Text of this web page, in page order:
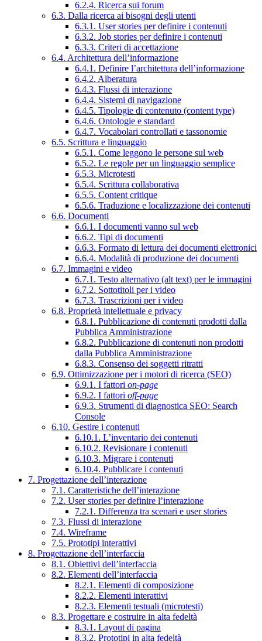
6.2.4. Ricerca sui forum
6.3. Dalla ricerca ai bisogni degli utenti
6.3.1. User stories per definire i contenuti
6.3.2. Job stories per definire i contenuti
6.3.3. Criteri di accettazione
6.4. Architettura dell’informazione
6.4.1. Definire l’architettura dell’informazione
6.4.2. Alberatura
6.4.3. Flussi di interazione
6.4.4. Sistemi di navigazione
6.4.5. Tipologie di contenuto (content type)
6.4.6. Ontologie e standard
6.4.7. Vocabolari controllati e tassonomie
6.5. Scrittura e linguaggio
6.5.1. Come leggono le persone sul web
6.5.2. Le regole per un linguaggio semplice
6.5.3. Microtesti
6.5.4. Scrittura collaborativa
6.5.5. Content critique
6.5.6. Traduzione e localizzazione dei contenuti
6.6. Documenti
6.6.1. I documenti vanno sul web
6.6.2. Tipi di documenti
6.6.3. Formato di lettura dei documenti elettronici
6.6.4. Modalità di produzione dei documenti
6.7. Immagini e video
6.7.1. Testo alternativo (alt text) per le immagini
6.7.2. Sottotitoli per i video
6.7.3. Trascrizioni per i video
6.8. Proprietà intellettuale e privacy
6.8.1. Pubblicazione di contenuti prodotti dalla
Pubblica Amministrazione
6.8.2. Pubblicazione di contenuti non prodotti
dalla Pubblica Amministrazione
6.8.3. Consenso dei soggetti ritratti
6.9. Ottimizzazione per i motori di ricerca (SEO)
6.9.1. I fattori on-page
6.9.2. I fattori off-page
6.9.3. Strumenti di diagnostica SEO: Search
Console
6.10. Gestire i contenuti
6.10.1. L’inventario dei contenuti
6.10.2. Revisionare i contenuti
6.10.3. Migrare i contenuti
6.10.4. Pubblicare i contenuti
7. Progettazione dell’interazione
7.1. Caratteristiche dell’interazione
7.2. User stories per definire l’interazione
7.2.1. Differenza tra scenari e user stories
7.3. Flussi di interazione
7.4. Wireframe
7.5. Prototipi interattivi
8. Progettazione dell’interfaccia
8.1. Obiettivi dell’interfaccia
8.2. Elementi dell’interfaccia
8.2.1. Elementi di composizione
8.2.2. Elementi interattivi
8.2.3. Elementi testuali (microtesti)
8.3. Progettare e costruire in alta fedeltà
8.3.1. Layout di pagina
8.3.2. Prototipi in alta fedeltà